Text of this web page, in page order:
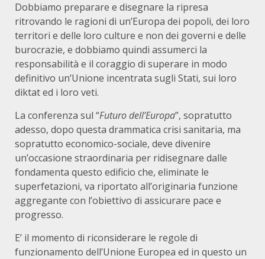
Dobbiamo preparare e disegnare la ripresa
ritrovando le ragioni di un’Europa dei popoli, dei loro
territori e delle loro culture e non dei governi e delle
burocrazie, e dobbiamo quindi assumerci la
responsabilità e il coraggio di superare in modo
definitivo un’Unione incentrata sugli Stati, sui loro
diktat ed i loro veti.
La conferenza sul “Futuro dell’Europa”, sopratutto
adesso, dopo questa drammatica crisi sanitaria, ma
sopratutto economico-sociale, deve divenire
un’occasione straordinaria per ridisegnare dalle
fondamenta questo edificio che, eliminate le
superfetazioni, va riportato all’originaria funzione
aggregante con l’obiettivo di assicurare pace e
progresso.
E’ il momento di riconsiderare le regole di
funzionamento dell’Unione Europea ed in questo un